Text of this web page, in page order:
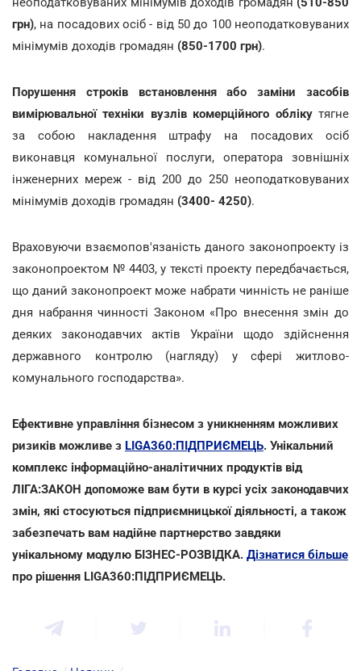
грн), на посадових осіб - від 50 до 100 неоподатковуваних
мінімумів доходів громадян (850-1700 грн).
Порушення строків встановлення або заміни засобів
вимірювальної техніки вузлів комерційного облікутягне
за собою накладення штрафу на посадових осіб
виконавця комунальної послуги, оператора зовнішніх
інженерних мереж - від 200 до 250 неоподатковуваних
мінімумів доходів громадян (3400- 4250).
Враховуючи взаємопов'язаність даного законопроекту із
законопроектом № 4403, у тексті проекту передбачається,
що даний законопроект може набрати чинність не раніше
дня набрання чинності Законом «Про внесення змін до
деяких законодавчих актів України щодо здійснення
державного контролю (нагляду) у сфері житлово-
комунального господарства».
Ефективне управління бізнесом з уникненням можливих
ризиків можливе з LIGA360:ПІДПРИЄМЕЦЬ. Унікальний
комплекс інформаційно-аналітичних продуктів від
ЛІГА:ЗАКОН допоможе вам бути в курсі усіх законодавчих
змін, які стосуються підприємницької діяльності, а також
забезпечать вам надійне партнерство завдяки
унікальному модулю БІЗНЕС-РОЗВІДКА. Дізнатися більше
про рішення LIGA360:ПІДПРИЄМЕЦЬ.